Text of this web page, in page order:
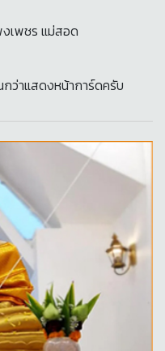
เพชร แม่สอด
ว่าแสดงหน้าการ์ดครับ